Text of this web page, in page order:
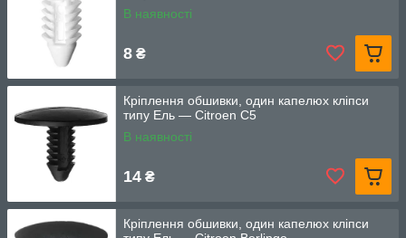
В наявності
8 ₴
Кріплення обшивки, один капелюх кліпси
типу Ель — Citroen C5
В наявності
14 ₴
Кріплення обшивки, один капелюх кліпси